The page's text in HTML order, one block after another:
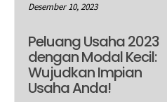
Desember 10, 2023
Peluang Usaha 2023
dengan Modal Kecil:
Wujudkan Impian
Usaha Anda!